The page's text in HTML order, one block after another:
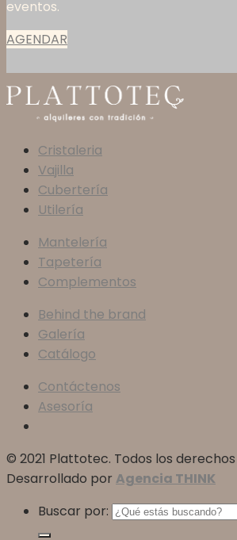
eventos.
AGENDAR
Cristaleria
Vajilla
Cubertería
Utilería
Mantelería
Tapetería
Complementos
Behind the brand
Galería
Catálogo
Contáctenos
Asesoría
© 2021 Plattotec. Todos los
Desarrollado por Agencia THINK
Buscar por: